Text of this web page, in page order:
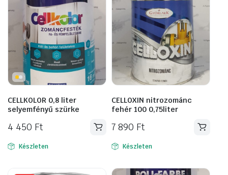
CELLKOLOR 0,8 liter
selyemfényű szürke
4 450 Ft
Készleten
CELLOXIN nitrozománc
fehér 100 0,75liter
7 890 Ft
Készleten